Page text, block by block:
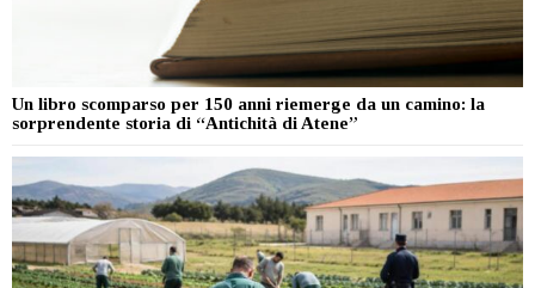
Un libro scomparso per 150 anni riemerge da un camino: la
sorprendente storia di “Antichità di Atene”